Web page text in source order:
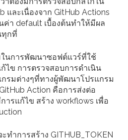
และเนื่องจาก GitHub Actions
ค่า default เบื้องต้นทำให้มีผล
ทุกที่
นการพัฒนาซอฟต์แวร์ที่ใช้
ไข การตรวจสอบการดำเนิน
กรมต่างๆที่ทางผู้พัฒนาโปรแกรม
Action คือการส่งต่อ
รแก้ไข สร้าง workflows เพื่อ
ทำการสร้าง GITHUB_TOKEN